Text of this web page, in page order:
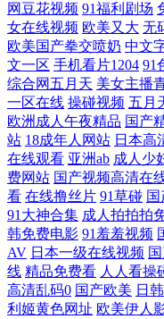
品 毛片亚洲天堂久久 精品
线观看 国产久伦精品午夜
品视频 综合欧美第一第二第
利入口 91刺激 91福利在线
黑丝AV老司机 色情软件 人
类 91精品在线观看免费视
利 91超碰在线成人蝌蚪 在
网豆花视频 91福利剧场
女在线视频 欧美又大 无
欧美国产拳交喷奶 中文
文一区 手机看片1204 91
综合网五月天 美女主播
一区在线 操碰视频 五月
欧洲成人午夜精品 国产
站 18成年人网站 日本高
在线观看 亚洲ab 成人少
费网站 国产视频高清在
看 在线撸丝片 91草碰
91大神合集 成人拍拍拍
韩免费电影 91羞羞视频
AV 日本一级在线视频
线 精品免费看 人人看操
高清乱码0 国产欧美 日
利姬黄色网址 欧美伊人